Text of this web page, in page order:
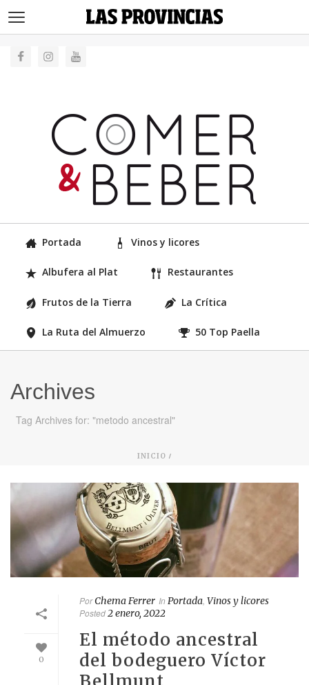
Portada Vinos y licores
Albufera al Plat Restaurantes
Frutos de la Tierra La Crítica
La Ruta del Almuerzo 50 Top Paella
Archives
Tag Archives for: "metodo ancestral"
INICIO /
0
PorChema Ferrer In Portada, Vinos y licores
Posted2 enero, 2022
El método ancestral
del bodeguero Víctor